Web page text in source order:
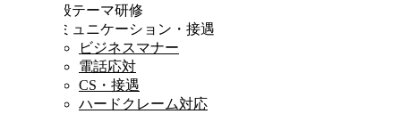
一般テーマ研修
コミュニケーション・接遇
ビジネスマナー
電話応対
CS・接遇
ハードクレーム対応